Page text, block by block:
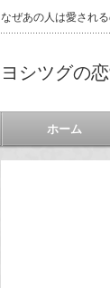
なぜあの人は愛され
ヨシツグの
ホーム